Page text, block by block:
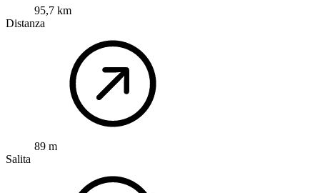
95,7 km
Distanza
89 m
Salita